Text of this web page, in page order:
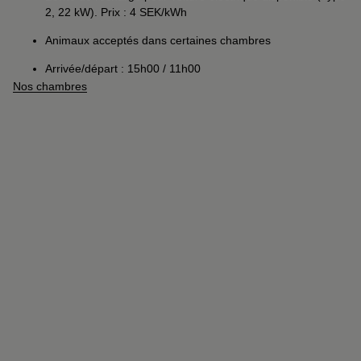
2, 22 kW). Prix : 4 SEK/kWh
Animaux acceptés dans certaines chambres
Arrivée/départ : 15h00 / 11h00
Nos chambres